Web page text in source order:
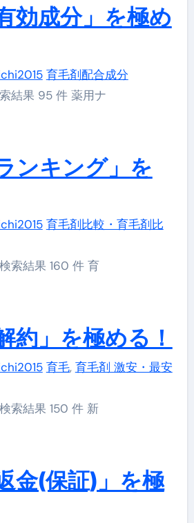
効成分」を極め
育毛剤配合成分
索結果 95 件 薬用ナ
ンキング」を
育毛剤比較・育毛剤比
検索結果 160 件 育
約」を極める！
育毛, 育毛剤 激安・最安
検索結果 150 件 新
金(保証)」を極